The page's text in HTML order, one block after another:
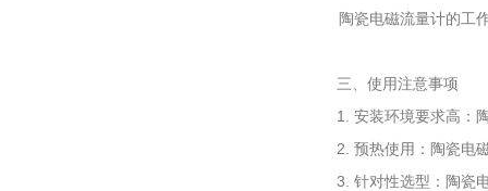
陶瓷电磁流量计的工
三 使用注意事项
1
安装环境要求高 ：
2 预热使用 ： 陶瓷电
3 针对性选型 ： 陶瓷